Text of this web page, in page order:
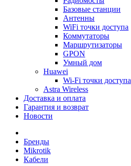
Базовые станции
Антенны
WiFi точки доступа
Коммутаторы
Маршрутизаторы
GPON
Умный дом
Huawei
Wi-Fi точки доступа
Astra Wireless
Доставка и оплата
Гарантия и возврат
Новости
Бренды
Mikrotik
Кабели